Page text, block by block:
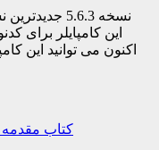
این کامپایلر
اکنون می توانید این